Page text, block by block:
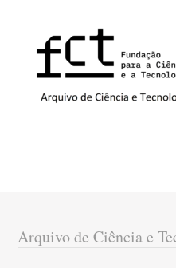
Arquivo de Ciência e